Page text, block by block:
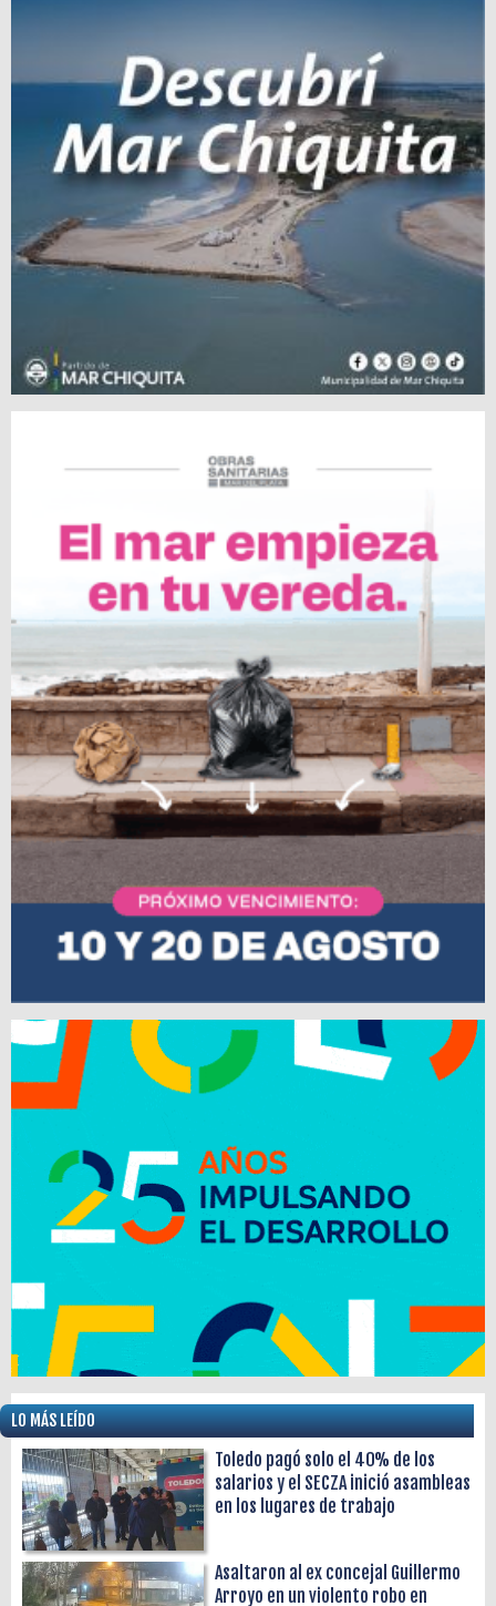
LO MÁS LEÍDO
Toledo pagó solo el 40% de los
salarios y el SECZA inició asambleas
en los lugares de trabajo
Asaltaron al ex concejal Guillermo
Arroyo en un violento robo en